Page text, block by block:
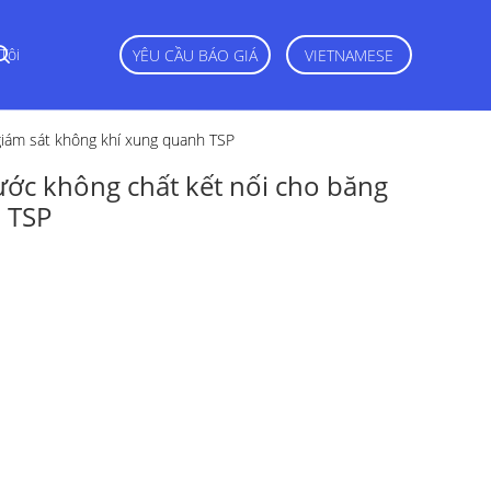
YÊU CẦU BÁO GIÁ VIETNAMESE
sát không khí xung quanh TSP
không chất kết nối cho băng